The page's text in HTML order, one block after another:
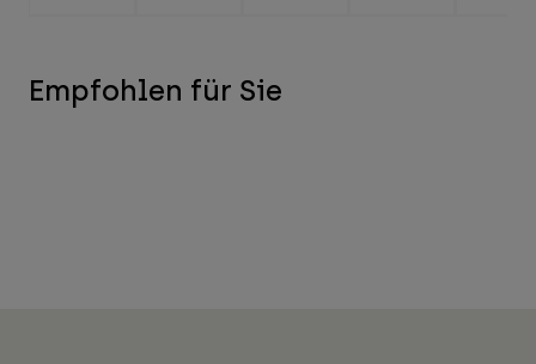
Empfohlen für Sie